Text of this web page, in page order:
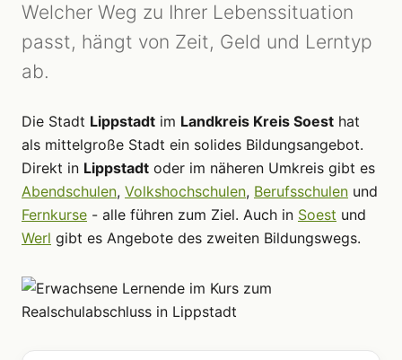
Welcher Weg zu Ihrer Lebenssituation
passt, hängt von Zeit, Geld und Lerntyp
ab.
Die Stadt Lippstadt im Landkreis Kreis Soest hat
als mittelgroße Stadt ein solides Bildungsangebot.
Direkt in Lippstadt oder im näheren Umkreis gibt es
Abendschulen, Volkshochschulen, Berufsschulen und
Fernkurse - alle führen zum Ziel. Auch in Soest und
Werl gibt es Angebote des zweiten Bildungswegs.